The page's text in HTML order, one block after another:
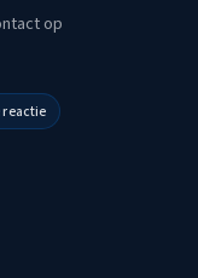
op
reactie